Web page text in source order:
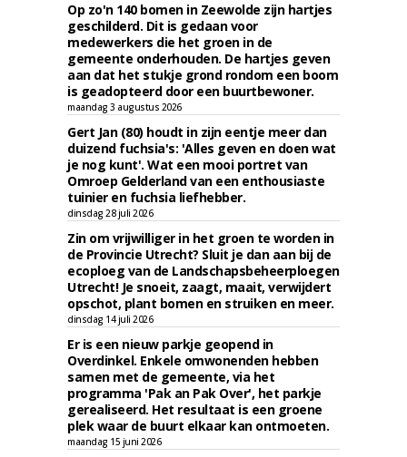
Op zo'n 140 bomen in Zeewolde zijn hartjes
geschilderd. Dit is gedaan voor
medewerkers die het groen in de
gemeente onderhouden. De hartjes geven
aan dat het stukje grond rondom een boom
is geadopteerd door een buurtbewoner.
maandag 3 augustus 2026
Gert Jan (80) houdt in zijn eentje meer dan
duizend fuchsia's: 'Alles geven en doen wat
je nog kunt'. Wat een mooi portret van
Omroep Gelderland van een enthousiaste
tuinier en fuchsia liefhebber.
dinsdag 28 juli 2026
Zin om vrijwilliger in het groen te worden in
de Provincie Utrecht? Sluit je dan aan bij de
ecoploeg van de Landschapsbeheerploegen
Utrecht! Je snoeit, zaagt, maait, verwijdert
opschot, plant bomen en struiken en meer.
dinsdag 14 juli 2026
Er is een nieuw parkje geopend in
Overdinkel. Enkele omwonenden hebben
samen met de gemeente, via het
programma 'Pak an Pak Over', het parkje
gerealiseerd. Het resultaat is een groene
plek waar de buurt elkaar kan ontmoeten.
maandag 15 juni 2026